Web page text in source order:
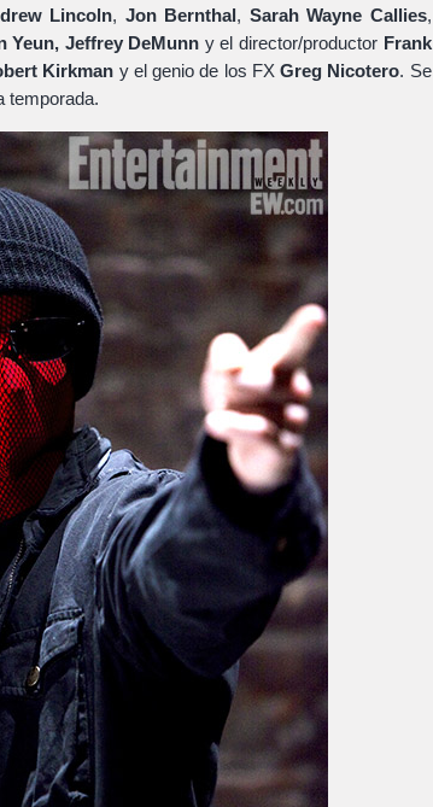
Lincoln, Jon Bernthal, Sarah Wayne Callies,
Yeun, Jeffrey DeMunn y el director/productor Frank
Kirkman y el genio de los FXGreg Nicotero. Se
temporada.